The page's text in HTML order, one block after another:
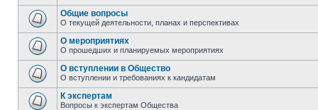
Общие вопросы
О текущей деятельности, планах и перспективах
О мероприятиях
О прошедших и планируемых мероприятиях
О вступлении в Общество
О вступлении и требованиях к кандидатам
К экспертам
Вопросы к экспертам Общества